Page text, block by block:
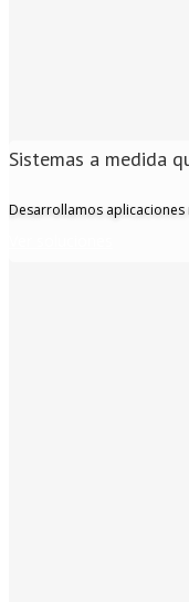
Sistemas a medida
Desarrollamos aplicaciones